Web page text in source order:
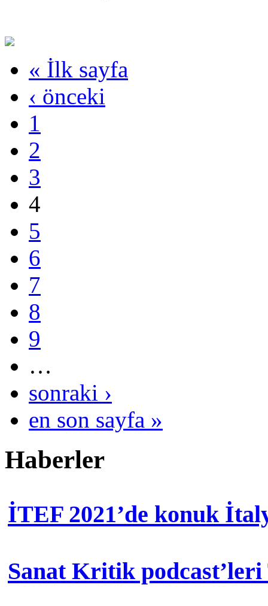
« İlk sayfa
‹ önceki
1
2
3
4
5
6
7
8
9
…
sonraki ›
en son sayfa »
Haberler
İTEF 2021’de konuk
Sanat Kritik podcast’leri